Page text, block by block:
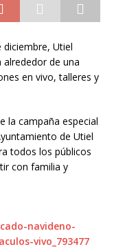
Utiel
de una
en vivo, talleres y
la campaña especial
de Utiel
todos los públicos
con familia y
navideno-
vivo_793477